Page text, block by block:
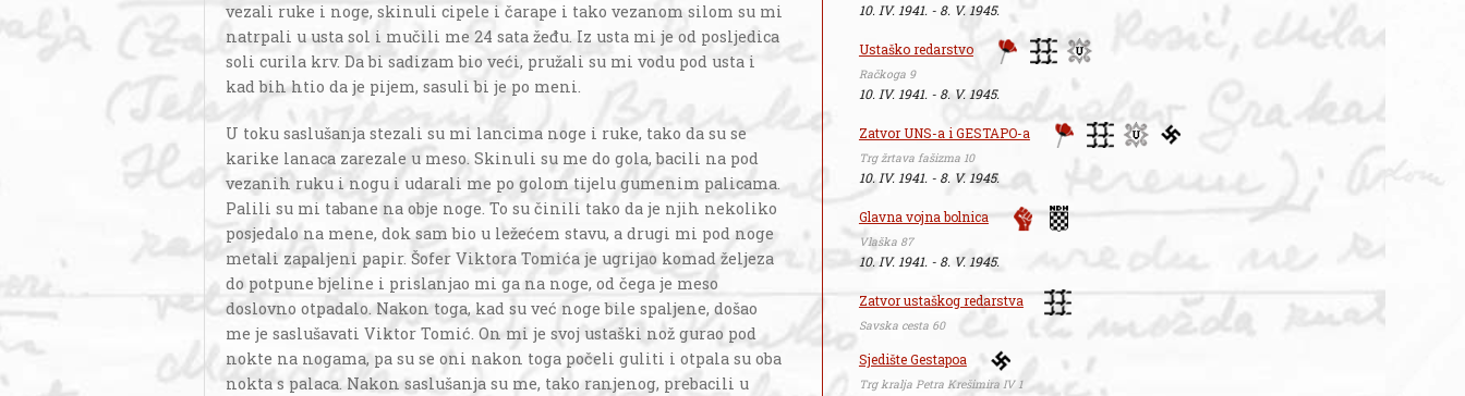
vezali ruke i noge, skinuli cipele i čarape i tako vezanom silom su mi
natrpali u usta sol i mučili me 24 sata žeđu. Iz usta mi je od posljedica
soli curila krv. Da bi sadizam bio veći, pružali su mi vodu pod usta i
kad bih htio da je pijem, sasuli bi je po meni.
U toku saslušanja stezali su mi lancima noge i ruke, tako da su se
karike lanaca zarezale u meso. Skinuli su me do gola, bacili na pod
vezanih ruku i nogu i udarali me po golom tijelu gumenim palicama.
Palili su mi tabane na obje noge. To su činili tako da je njih nekoliko
posjedalo na mene, dok sam bio u ležećem stavu, a drugi mi pod noge
metali zapaljeni papir. Šofer Viktora Tomića je ugrijao komad željeza
do potpune bjeline i prislanjao mi ga na noge, od čega je meso
doslovno otpadalo. Nakon toga, kad su već noge bile spaljene, došao
me je saslušavati Viktor Tomić. On mi je svoj ustaški nož gurao pod
nokte na nogama, pa su se oni nakon toga počeli guliti i otpala su oba
nokta s palaca. Nakon saslušanja su me, tako ranjenog, prebacili u
10. IV. 1941. - 8. V. 1945.
Ustaško redarstvo
Račkoga 9
10. IV. 1941. - 8. V. 1945.
Zatvor UNS-a i GESTAPO-a
Trg žrtava fašizma 10
10. IV. 1941. - 8. V. 1945.
Glavna vojna bolnica
Vlaška 87
10. IV. 1941. - 8. V. 1945.
Zatvor ustaškog redarstva
Savska cesta 60
Sjedište Gestapoa
Trg kralja Petra Krešimira IV 1